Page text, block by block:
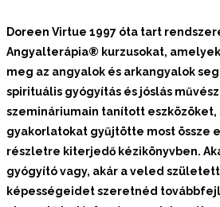
Doreen Virtue 1997 óta tart
Angyalterápia® kurzusokat,
meg az angyalok és arkangyalok
spirituális gyógyítás és jóslás
szemináriumain tanított eszközöket,
gyakorlatokat gyűjtötte most össze
részletre kiterjedő kézikönyvben.
gyógyító vagy, akár a veled
képességeidet szeretnéd